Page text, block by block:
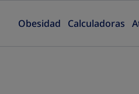
Obesidad
Calculadoras